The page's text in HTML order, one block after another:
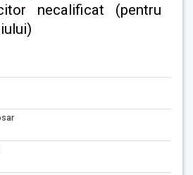
necalificat (pentru